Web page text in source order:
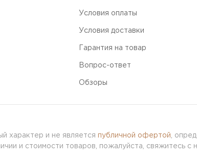
Условия оплаты
Условия доставки
Гарантия на товар
Вопрос-ответ
Обзоры
характер и не является публичной офертой ,
и стоимости товаров, пожалуйста, свяжитесь с